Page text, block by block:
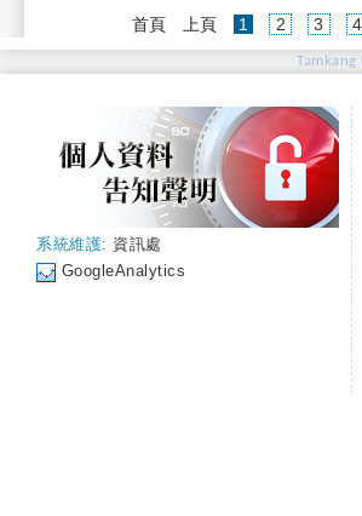
首頁 上頁 1 (current)
2 3 4
系統維護: 資訊處
GoogleAnalytics